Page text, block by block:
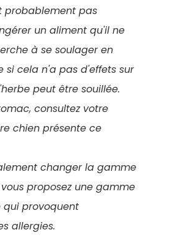
probablement pas
un aliment qu'il ne
à se soulager en
si cela n'a pas d'effets sur
peut être souillée.
consultez votre
chien présente ce
changer la gamme
proposez une gamme
provoquent
allergies.